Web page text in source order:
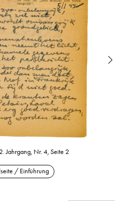
Jahrgang, Nr. 4, Seite 2
/ Einführung